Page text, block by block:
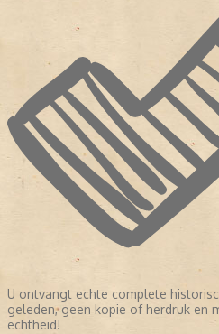
U ontvangt echte complete
geleden, geen kopie of herdruk en
echtheid!